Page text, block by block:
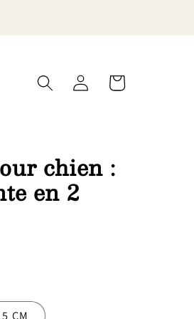
Connexion Panier
chien :
en 2
CM